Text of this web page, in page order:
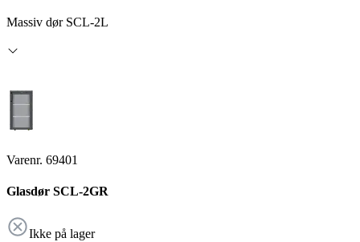
Massiv dør SCL-2L
Varenr. 69401
Glasdør SCL-2GR
Ikke på lager